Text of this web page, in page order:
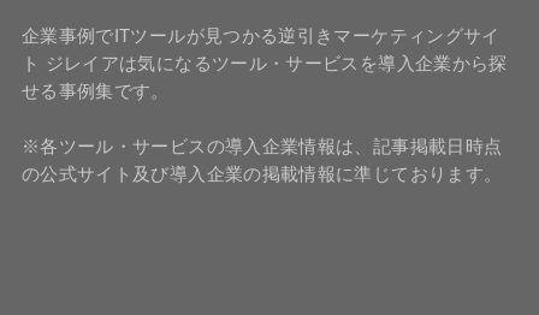
企業事例でITツールが見つかる逆引きマーケティングサイ
ト ジレイアは気になるツール・サービスを導入企業から探
せる事例集です。
※各ツール・サービスの導入企業情報は、記事掲載日時点
の公式サイト及び導入企業の掲載情報に準じております。